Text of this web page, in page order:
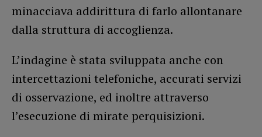
minacciava addirittura di farlo allontanare
dalla struttura di accoglienza.
L’indagine è stata sviluppata anche con
intercettazioni telefoniche, accurati servizi
di osservazione, ed inoltre attraverso
l’esecuzione di mirate perquisizioni.